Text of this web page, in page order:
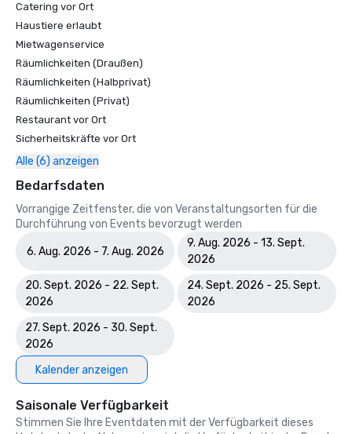
Catering vor Ort
Haustiere erlaubt
Mietwagenservice
Räumlichkeiten (Draußen)
Räumlichkeiten (Halbprivat)
Räumlichkeiten (Privat)
Restaurant vor Ort
Sicherheitskräfte vor Ort
Alle (6) anzeigen
Bedarfsdaten
Vorrangige Zeitfenster, die von Veranstaltungsorten für die
Durchführung von Events bevorzugt werden
6. Aug. 2026 - 7. Aug. 2026
9. Aug. 2026 - 13. Sept.
2026
20. Sept. 2026 - 22. Sept.
2026
24. Sept. 2026 - 25. Sept.
2026
27. Sept. 2026 - 30. Sept.
2026
Kalender anzeigen
Saisonale Verfügbarkeit
Stimmen Sie Ihre Eventdaten mit der Verfügbarkeit dieses